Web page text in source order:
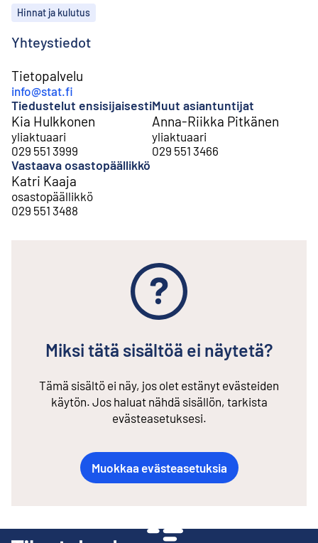
Aiheet
Hinnat ja kulutus
Yhteystiedot
Tietopalvelu
info@stat.fi
Tiedustelut ensisijaisesti
Kia Hulkkonen
yliaktuaari
029 551 3999
Muut asiantuntijat
Anna-Riikka Pitkänen
yliaktuaari
029 551 3466
Vastaava osastopäällikkö
Katri Kaaja
osastopäällikkö
029 551 3488
Miksi tätä sisältöä ei näytetä?
Tämä sisältö ei näy, jos olet estänyt evästeiden
käytön. Jos haluat nähdä sisällön, tarkista
evästeasetuksesi.
Muokkaa evästeasetuksia